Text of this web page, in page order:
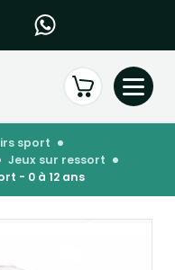
sport
jeux sur ressort
- 0 à 12 ans